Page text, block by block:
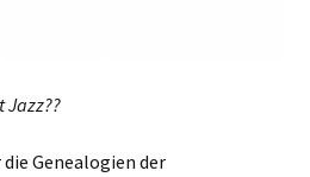
Jazz??
Genealogien der